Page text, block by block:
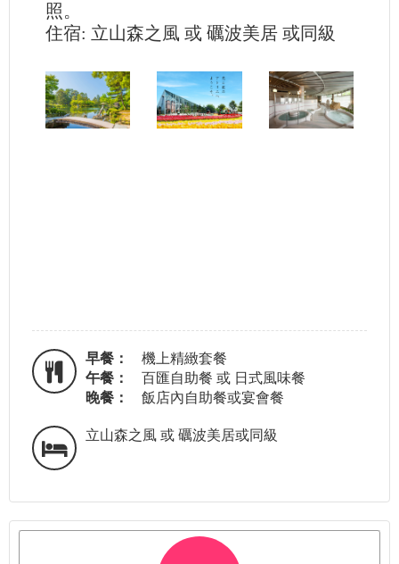
照。
住宿: 立山森之風 或 礪波美居 或同級
早餐：
機上精緻套餐
午餐：
百匯自助餐 或 日式風味餐
晚餐：
飯店內自助餐或宴會餐
立山森之風 或 礪波美居或同級